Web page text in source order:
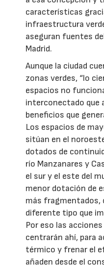
características
infraestructura
aseguran fuentes
Madrid.
Aunque la ciudad
zonas verdes, “lo
espacios no
interconectado que
beneficios que
Los espacios de
sitúan en el
dotados de
río Manzanares y
el sur y el este del
menor dotación de
más fragmentados,
diferente tipo que
Por eso las
centrarán ahí, para
térmico y frenar el
añaden desde el